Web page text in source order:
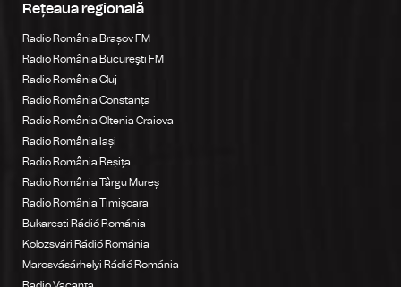
Rețeaua regională
Radio România Brașov FM
Radio România Bucureşti FM
Radio România Cluj
Radio România Constanța
Radio România Oltenia Craiova
Radio România Iași
Radio România Reșița
Radio România Târgu Mureș
Radio România Timișoara
Bukaresti Rádió Románia
Kolozsvári Rádió Románia
Marosvásárhelyi Rádió Románia